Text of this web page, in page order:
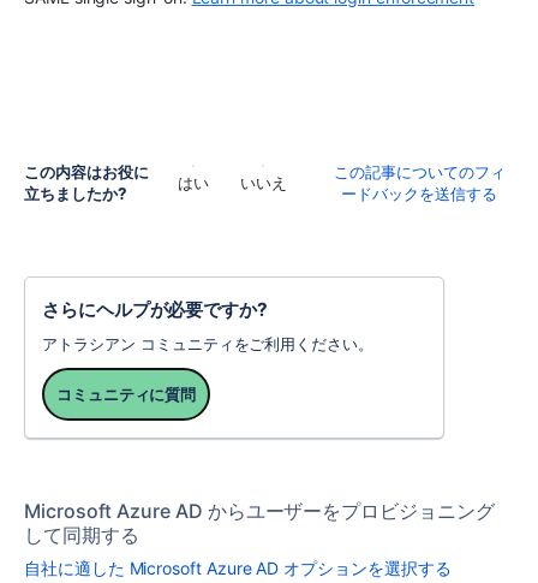
この内容はお役に
立ちましたか?
はい いいえ
この記事についてのフィ
ードバックを送信する
さらにヘルプが必要ですか?
アトラシアン コミュニティをご利用ください。
コミュニティに質問
Microsoft Azure AD からユーザーをプロビジョニング
して同期する
自社に適した Microsoft Azure AD オプションを選択する